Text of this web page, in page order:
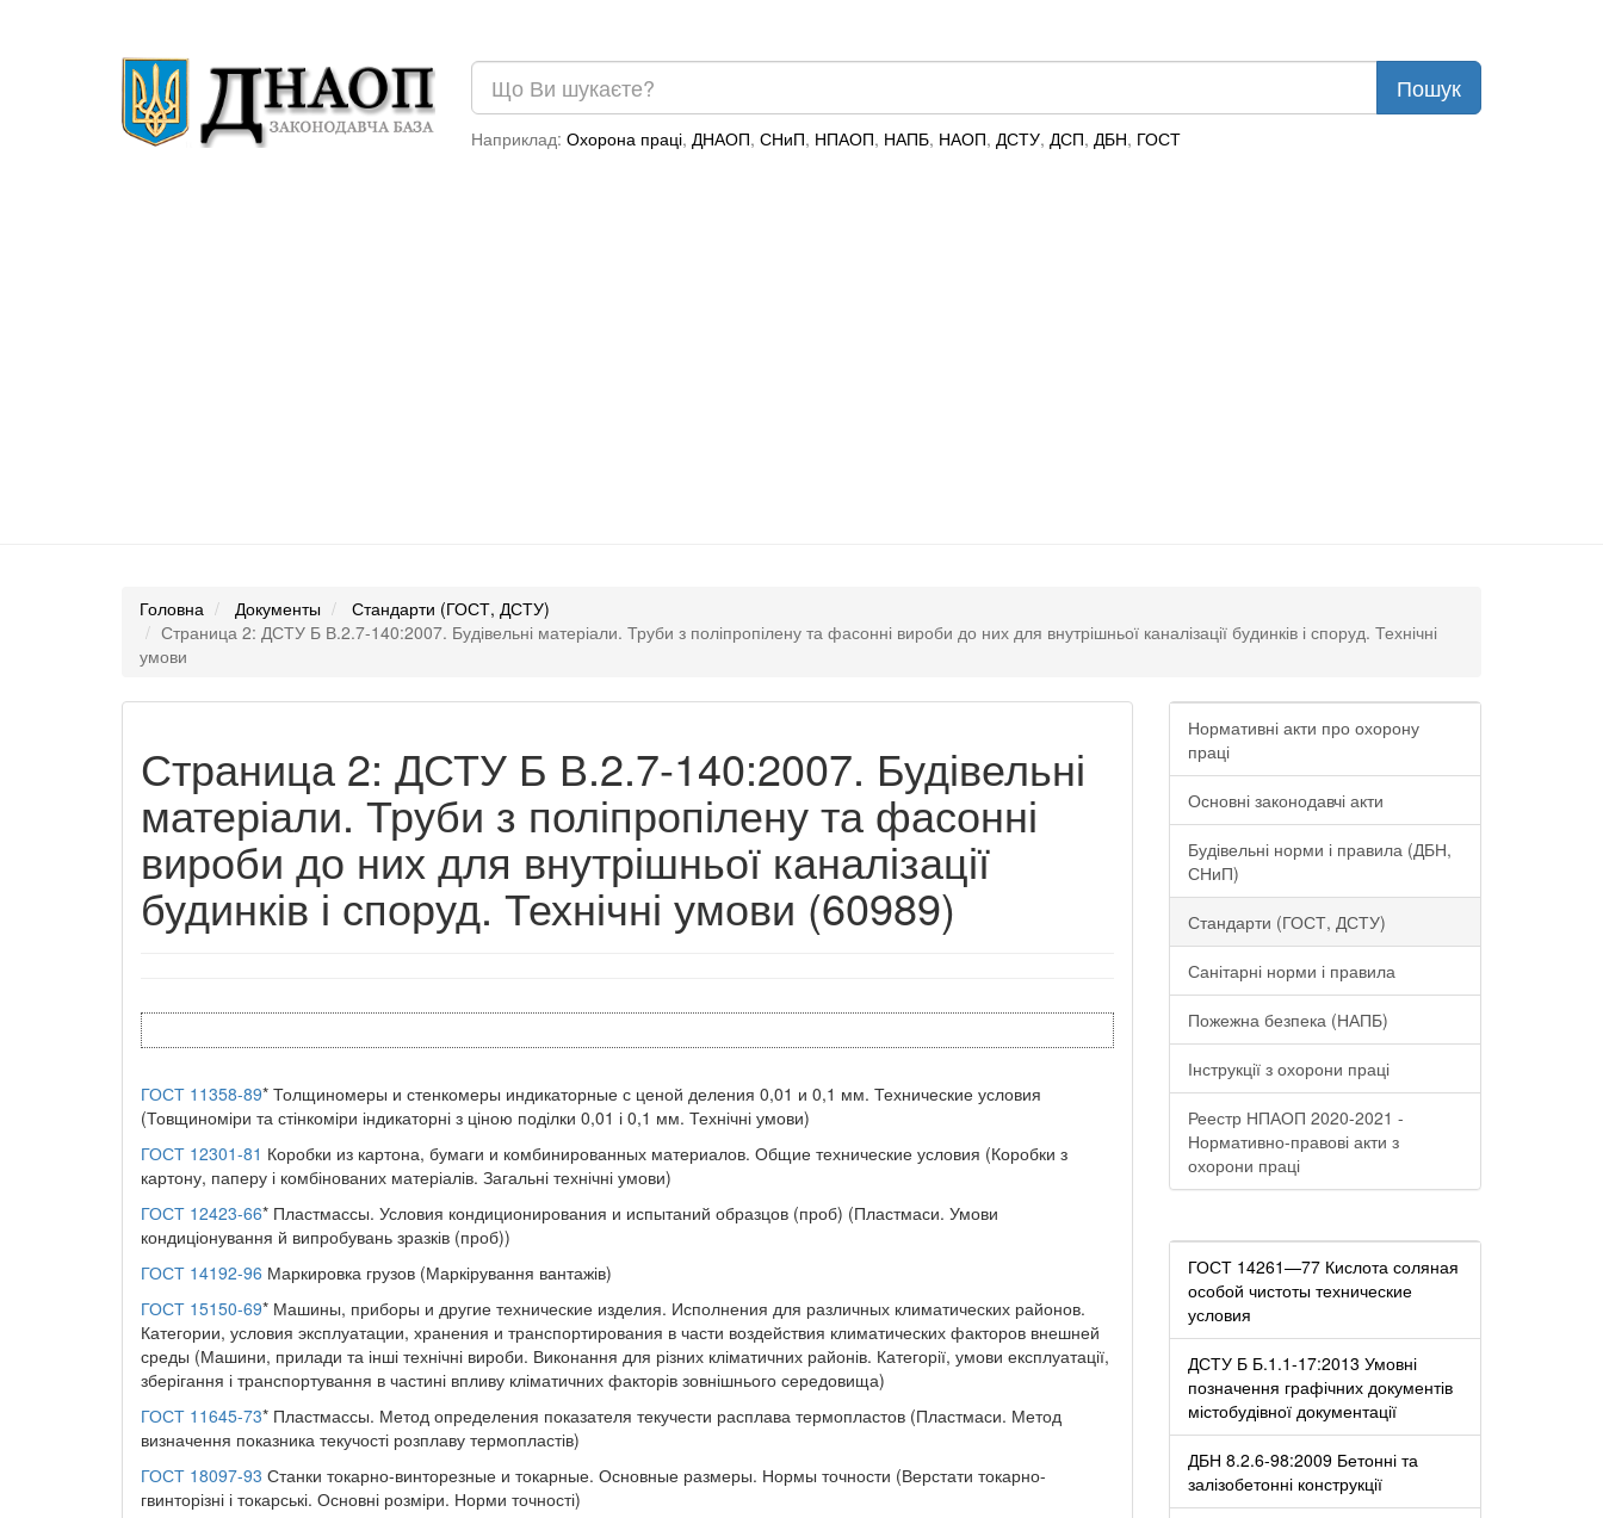
Наприклад: Охорона праці, ДНАОП, СНиП, НПАОП, НАПБ, НАОП, ДСТУ, ДСП, ДБН, ГОСТ
Головна Документы
Стандарти (ГОСТ, ДСТУ)
Страница 2: ДСТУ Б В.2.7-140:2007. Будівельні матеріали. Труби з поліпропілену та фасонні вироби до них для внутрішньої каналізації будинків і споруд. Технічні
умови
Страница 2: ДСТУ Б В.2.7-140:2007. Будівельні
матеріали. Труби з поліпропілену та фасонні
вироби до них для внутрішньої каналізації
будинків і споруд. Технічні умови (60989)
ГОСТ 11358-89* Толщиномеры и стенкомеры индикаторные с ценой деления 0,01 и 0,1 мм. Технические условия
(Товщиноміри та стінкоміри індикаторні з ціною поділки 0,01 і 0,1 мм. Технічні умови)
ГОСТ 12301-81 Коробки из картона, бумаги и комбинированных материалов. Общие технические условия (Коробки з
картону, паперу і комбінованих матеріалів. Загальні технічні умови)
ГОСТ 12423-66* Пластмассы. Условия кондиционирования и испытаний образцов (проб) (Пластмаси. Умови
кондиціонування й випробувань зразків (проб))
ГОСТ 14192-96 Маркировка грузов (Маркірування вантажів)
ГОСТ 15150-69* Машины, приборы и другие технические изделия. Исполнения для различных климатических районов.
Категории, условия эксплуатации, хранения и транспортирования в части воздействия климатических факторов внешней
среды (Машини, прилади та інші технічні вироби. Виконання для різних кліматичних районів. Категорії, умови експлуатації,
зберігання і транспортування в частині впливу кліматичних факторів зовнішнього середовища)
ГОСТ 11645-73* Пластмассы. Метод определения показателя текучести расплава термопластов (Пластмаси. Метод
визначення показника текучості розплаву термопластів)
ГОСТ 18097-93 Станки токарно-винторезные и токарные. Основные размеры. Нормы точности (Верстати токарно-
гвинторізні і токарські. Основні розміри. Норми точності)
Нормативні акти про охорону
праці
Основні законодавчі акти
Будівельні норми і правила (ДБН,
СНиП)
Стандарти (ГОСТ, ДСТУ)
Санітарні норми і правила
Пожежна безпека (НАПБ)
Інструкції з охорони праці
Реестр НПАОП 2020-2021 -
Нормативно-правові акти з
охорони праці
ГОСТ 14261—77 Кислота соляная
особой чистоты технические
условия
ДСТУ Б Б.1.1-17:2013 Умовні
позначення графічних документів
містобудівної документації
ДБН 8.2.6-98:2009 Бетонні та
залізобетонні конструкції